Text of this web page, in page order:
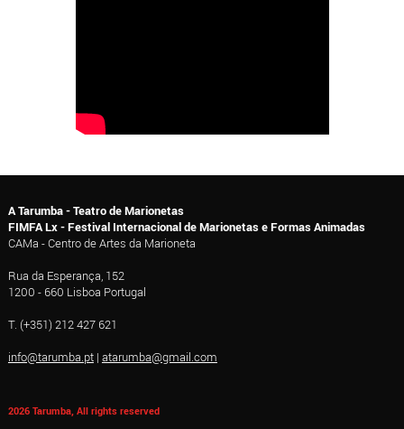
A Tarumba - Teatro de Marionetas
FIMFA Lx - Festival Internacional de Marionetas e Formas Animadas
CAMa - Centro de Artes da Marioneta
Rua da Esperança, 152
1200 - 660 Lisboa Portugal
T. (+351) 212 427 621
info@tarumba.pt| atarumba@gmail.com
2026 Tarumba, All rights reserved